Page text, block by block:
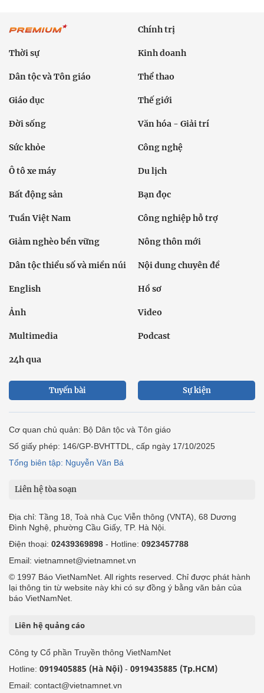
Chính trị
Thời sự Kinh doanh
Dân tộc và Tôn giáo Thể thao
Giáo dục Thế giới
Đời sống Văn hóa - Giải trí
Sức khỏe Công nghệ
Ô tô xe máy Du lịch
Bất động sản Bạn đọc
Tuần Việt Nam Công nghiệp hỗ trợ
Giảm nghèo bền vững Nông thôn mới
Dân tộc thiểu số và miền núi Nội dung chuyên đề
English Hồ sơ
Ảnh Video
Multimedia Podcast
24h qua
Tuyến bài Sự kiện
Cơ quan chủ quản: Bộ Dân tộc và Tôn giáo
Số giấy phép: 146/GP-BVHTTDL, cấp ngày 17/10/2025
Tổng biên tập: Nguyễn Văn Bá
Liên hệ tòa soạn
Địa chỉ: Tầng 18, Toà nhà Cục Viễn thông (VNTA), 68 Dương
Đình Nghệ, phường Cầu Giấy, TP. Hà Nội.
Điện thoại: 02439369898 - Hotline: 0923457788
Email: vietnamnet@vietnamnet.vn
© 1997 Báo VietNamNet. All rights reserved. Chỉ được phát hành
lại thông tin từ website này khi có sự đồng ý bằng văn bản của
báo VietNamNet.
Liên hệ quảng cáo
Công ty Cổ phần Truyền thông VietNamNet
Hotline: 0919405885 (Hà Nội) - 0919435885 (Tp.HCM)
Email: contact@vietnamnet.vn